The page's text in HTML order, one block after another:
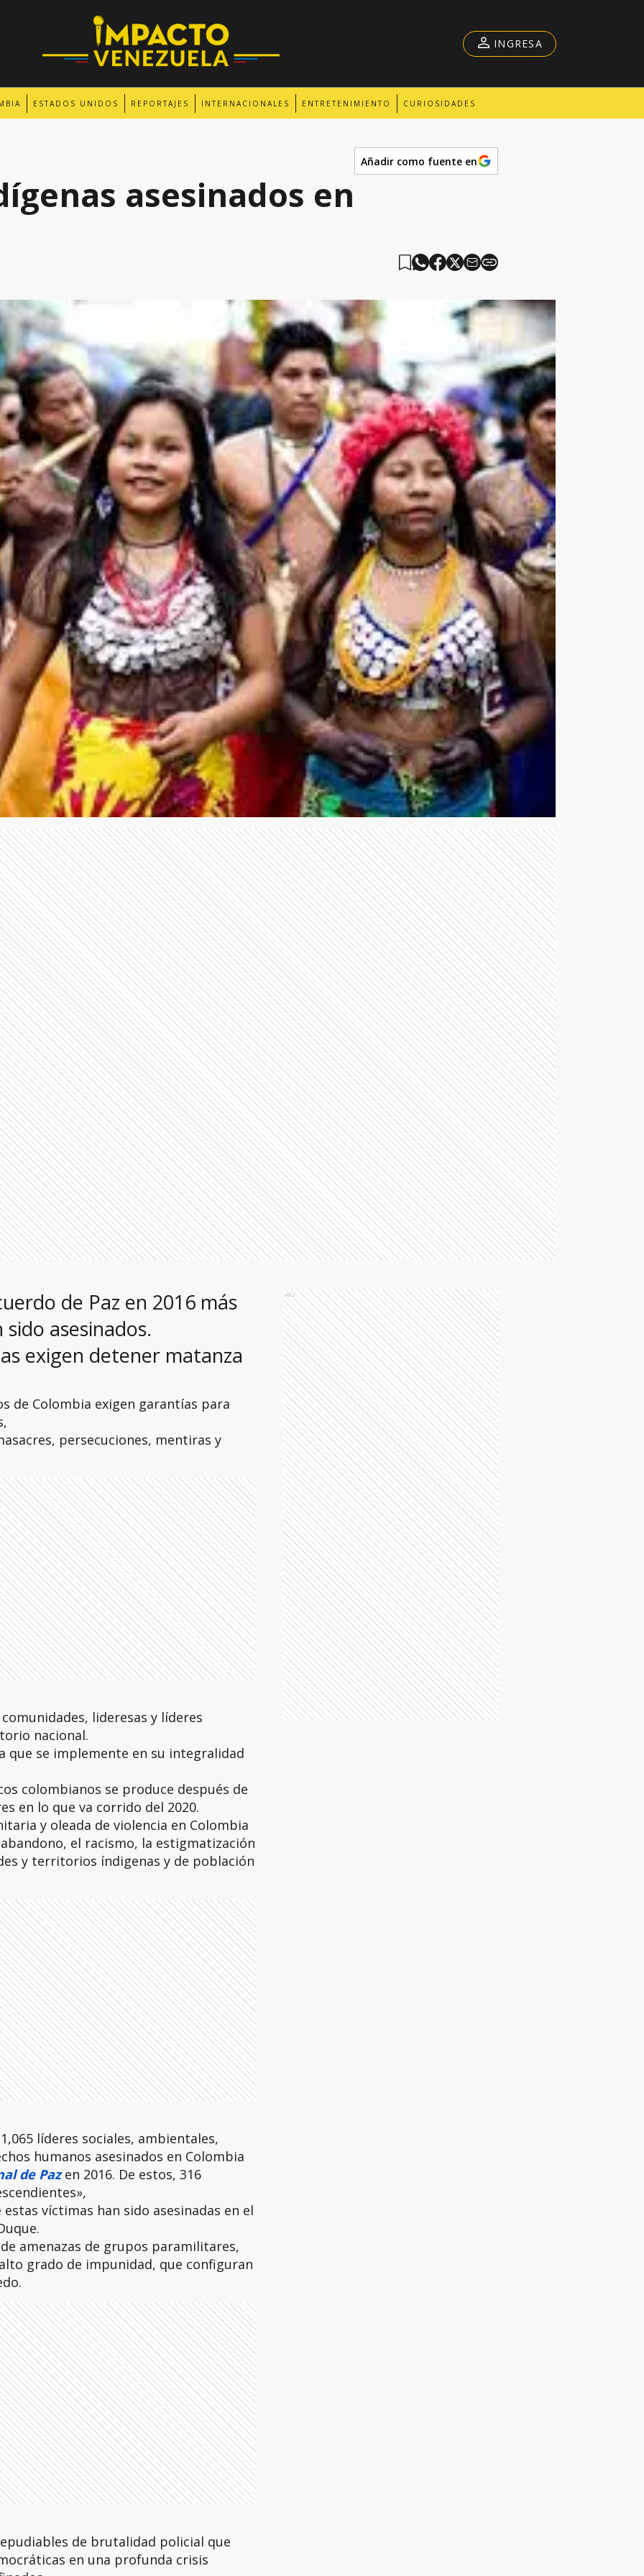
ESTADOS UNIDOS REPORTAJES INTERNACIONALES ENTRETENIMIENTO CURIOSIDADES
INGRESA
Añadir como fuente en
asesinados en
de Paz en 2016 más
asesinados.
exigen detener matanza
de Colombia exigen garantías para
persecuciones, mentiras y
lideresas y líderes
nacional.
que se implemente en su integralidad
colombianos se produce después de
en lo que va corrido del 2020.
y oleada de violencia en Colombia
el racismo, la estigmatización
y territorios índigenas y de población
líderes sociales, ambientales,
humanos asesinados en Colombia
de Pazen 2016. De estos, 316
víctimas han sido asesinadas en el
amenazas de grupos paramilitares,
grado de impunidad, que configuran
de brutalidad policial que
en una profunda crisis
Ads